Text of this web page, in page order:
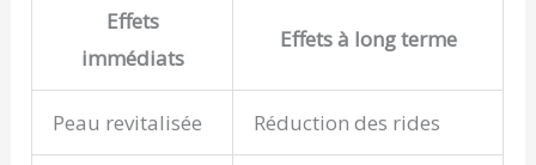
Effets
immédiats
Effets à long terme
Peau revitalisée Réduction des rides